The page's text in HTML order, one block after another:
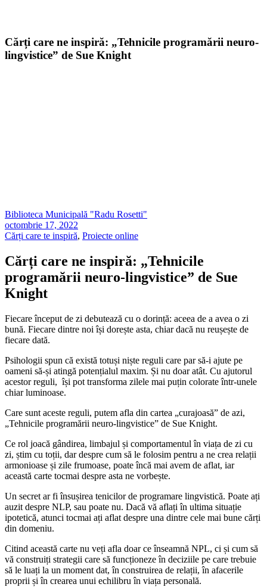
Cărți care ne inspiră: „Tehnicile programării neuro-
lingvistice” de Sue Knight
Biblioteca Municipală "Radu Rosetti"
octombrie 17, 2022
Cărți care te inspiră, Proiecte online
Cărți care ne inspiră: „Tehnicile
programării neuro-lingvistice” de Sue
Knight
Fiecare început de zi debutează cu o dorință: aceea de a avea o zi
bună. Fiecare dintre noi își dorește asta, chiar dacă nu reușește de
fiecare dată.
Psihologii spun că există totuși niște reguli care par să-i ajute pe
oameni să-și atingă potențialul maxim. Și nu doar atât. Cu ajutorul
acestor reguli, își pot transforma zilele mai puțin colorate într-unele
chiar luminoase.
Care sunt aceste reguli, putem afla din cartea „curajoasă” de azi,
„Tehnicile programării neuro-lingvistice” de Sue Knight.
Ce rol joacă gândirea, limbajul și comportamentul în viața de zi cu
zi, știm cu toții, dar despre cum să le folosim pentru a ne crea relații
armonioase și zile frumoase, poate încă mai avem de aflat, iar
această carte tocmai despre asta ne vorbește.
Un secret ar fi însușirea tenicilor de programare lingvistică. Poate ați
auzit despre NLP, sau poate nu. Dacă vă aflați în ultima situație
ipotetică, atunci tocmai ați aflat despre una dintre cele mai bune cărți
din domeniu.
Citind această carte nu veți afla doar ce înseamnă NPL, ci și cum să
vă construiți strategii care să funcționeze în deciziile pe care trebuie
să le luați la un moment dat, în construirea de relații, în afacerile
proprii și în crearea unui echilibru în viața personală.